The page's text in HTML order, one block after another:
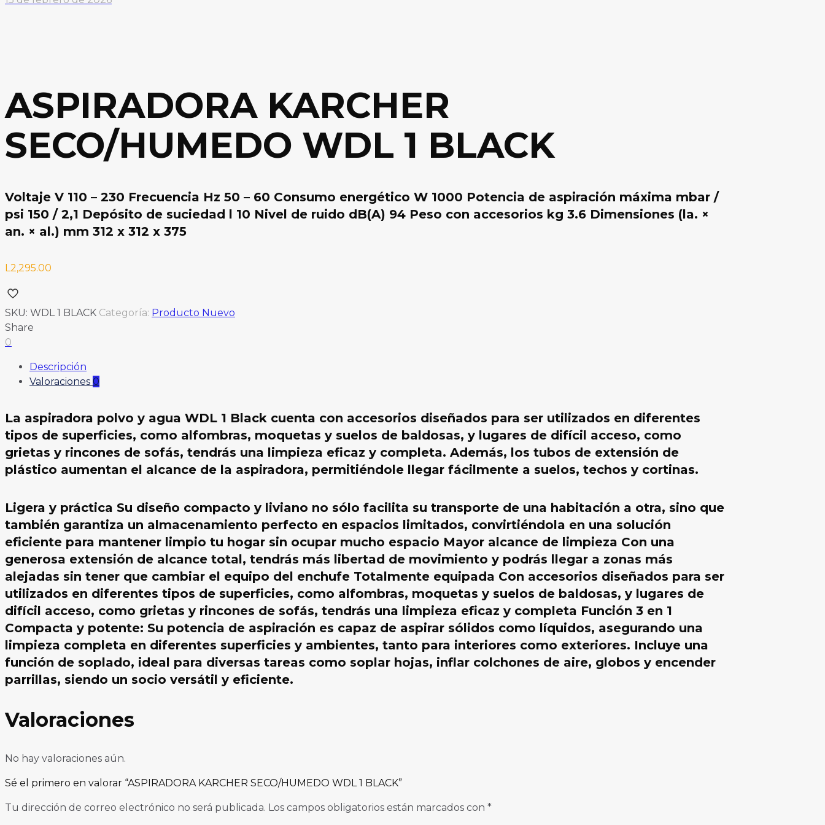
ASPIRADORA KARCHER
SECO/HUMEDO WDL 1 BLACK
Voltaje V 110 – 230 Frecuencia Hz 50 – 60 Consumo energético W 1000 Potencia de aspiración máxima mbar /
psi 150 / 2,1 Depósito de suciedad l 10 Nivel de ruido dB(A) 94 Peso con accesorios kg 3.6 Dimensiones (la. ×
an. × al.) mm 312 x 312 x 375
L 2,295.00
SKU: WDL 1 BLACK Categoría: Producto Nuevo
Share
0
Descripción
Valoraciones 0
La aspiradora polvo y agua WDL 1 Black cuenta con accesorios diseñados para ser utilizados en diferentes
tipos de superficies, como alfombras, moquetas y suelos de baldosas, y lugares de difícil acceso, como
grietas y rincones de sofás, tendrás una limpieza eficaz y completa. Además, los tubos de extensión de
plástico aumentan el alcance de la aspiradora, permitiéndole llegar fácilmente a suelos, techos y cortinas.
Ligera y práctica Su diseño compacto y liviano no sólo facilita su transporte de una habitación a otra, sino que
también garantiza un almacenamiento perfecto en espacios limitados, convirtiéndola en una solución
eficiente para mantener limpio tu hogar sin ocupar mucho espacio Mayor alcance de limpieza Con una
generosa extensión de alcance total, tendrás más libertad de movimiento y podrás llegar a zonas más
alejadas sin tener que cambiar el equipo del enchufe Totalmente equipada Con accesorios diseñados para ser
utilizados en diferentes tipos de superficies, como alfombras, moquetas y suelos de baldosas, y lugares de
difícil acceso, como grietas y rincones de sofás, tendrás una limpieza eficaz y completa Función 3 en 1
Compacta y potente: Su potencia de aspiración es capaz de aspirar sólidos como líquidos, asegurando una
limpieza completa en diferentes superficies y ambientes, tanto para interiores como exteriores. Incluye una
función de soplado, ideal para diversas tareas como soplar hojas, inflar colchones de aire, globos y encender
parrillas, siendo un socio versátil y eficiente.
Valoraciones
No hay valoraciones aún.
Sé el primero en valorar “ASPIRADORA KARCHER SECO/HUMEDO WDL 1 BLACK”
Tu dirección de correo electrónico no será publicada. Los campos obligatorios están marcados con *